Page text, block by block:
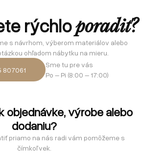
rýchloporadiť?
s návrhom, výberom materiálov alebo
ohľadom nábytku na mieru.
807061
Sme tu pre vás
Po – Pi (8:00 – 17:00)
objednávke, výrobe alebo
dodaniu?
priamo na nás radi vám pomôžeme s
čímkoľvek.